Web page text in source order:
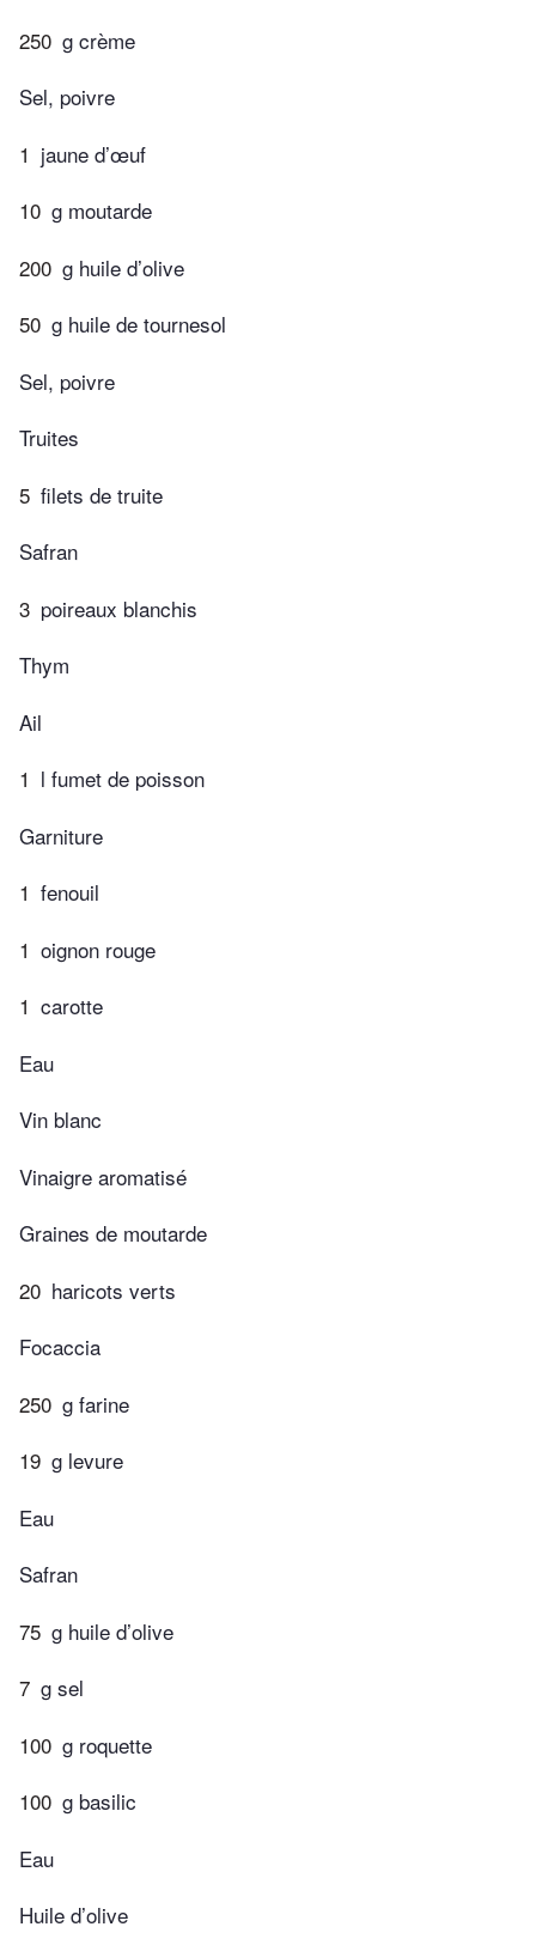
250 g crème
Sel, poivre
1 jaune d’œuf
10 g moutarde
200 g huile d’olive
50 g huile de tournesol
Sel, poivre
Truites
5 filets de truite
Safran
3 poireaux blanchis
Thym
Ail
1 l fumet de poisson
Garniture
1 fenouil
1 oignon rouge
1 carotte
Eau
Vin blanc
Vinaigre aromatisé
Graines de moutarde
20 haricots verts
Focaccia
250 g farine
19 g levure
Eau
Safran
75 g huile d’olive
7 g sel
100 g roquette
100 g basilic
Eau
Huile d’olive